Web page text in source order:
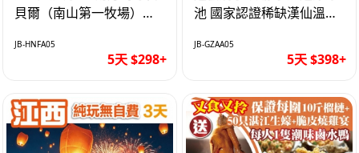
貝爾（南山第一牧場）夜
巴士5天
JB-HNFA05
5天 $298+
池 國家認證稀缺漢仙溫泉
天
JB-GZAA05
5天 $398+